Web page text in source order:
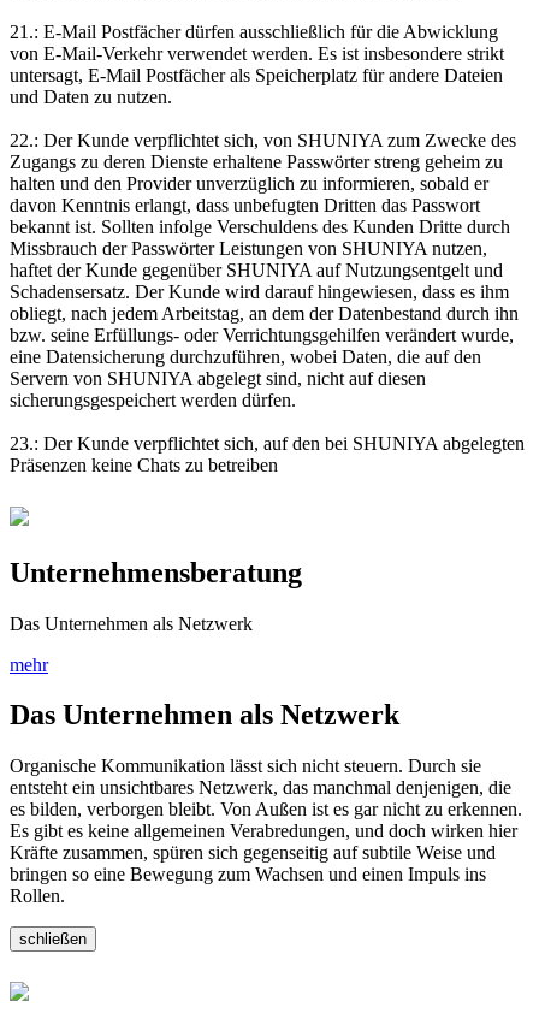
21.: E-Mail Postfächer dürfen ausschließlich für die Abwicklung
von E-Mail-Verkehr verwendet werden. Es ist insbesondere strikt
untersagt, E-Mail Postfächer als Speicherplatz für andere Dateien
und Daten zu nutzen.
22.: Der Kunde verpflichtet sich, von SHUNIYA zum Zwecke des
Zugangs zu deren Dienste erhaltene Passwörter streng geheim zu
halten und den Provider unverzüglich zu informieren, sobald er
davon Kenntnis erlangt, dass unbefugten Dritten das Passwort
bekannt ist. Sollten infolge Verschuldens des Kunden Dritte durch
Missbrauch der Passwörter Leistungen von SHUNIYA nutzen,
haftet der Kunde gegenüber SHUNIYA auf Nutzungsentgelt und
Schadensersatz. Der Kunde wird darauf hingewiesen, dass es ihm
obliegt, nach jedem Arbeitstag, an dem der Datenbestand durch ihn
bzw. seine Erfüllungs- oder Verrichtungsgehilfen verändert wurde,
eine Datensicherung durchzuführen, wobei Daten, die auf den
Servern von SHUNIYA abgelegt sind, nicht auf diesen
sicherungsgespeichert werden dürfen.
23.: Der Kunde verpflichtet sich, auf den bei SHUNIYA abgelegten
Präsenzen keine Chats zu betreiben
Unternehmensberatung
Das Unternehmen als Netzwerk
mehr
Das Unternehmen als Netzwerk
Organische Kommunikation lässt sich nicht steuern. Durch sie
entsteht ein unsichtbares Netzwerk, das manchmal denjenigen, die
es bilden, verborgen bleibt. Von Außen ist es gar nicht zu erkennen.
Es gibt es keine allgemeinen Verabredungen, und doch wirken hier
Kräfte zusammen, spüren sich gegenseitig auf subtile Weise und
bringen so eine Bewegung zum Wachsen und einen Impuls ins
Rollen.
schließen